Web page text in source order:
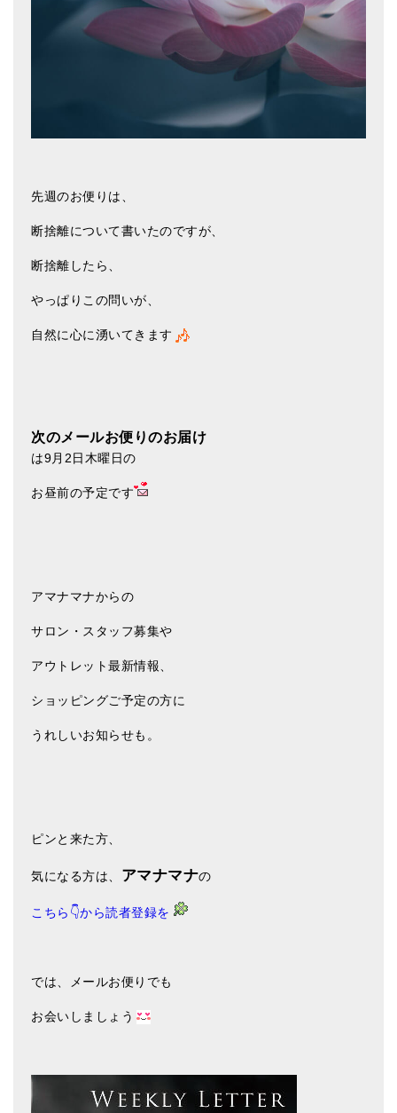
先週のお便りは、
断捨離について書いたのですが、
断捨離したら、
やっぱりこの問いが、
自然に心に湧いてきます
次のメールお便りのお届け
は9月2日木曜日の
お昼前の予定です
アマナマナからの
サロン・スタッフ募集や
アウトレット最新情報、
ショッピングご予定の方に
うれしいお知らせも。
ピンと来た方、
気になる方は、 アマナマナの
こちら👇から読者登録を
では、メールお便りでも
お会いしましょう